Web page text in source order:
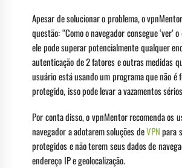
Apesar de solucionar o problema, o
questão: “Como o navegador consegue ‘ver’
ele pode superar potencialmente qualquer
autenticação de 2 fatores e outras medidas
usuário está usando um programa que não é
protegido, isso pode levar a vazamentos
Por conta disso, o vpnMentor recomenda os
navegador a adotarem soluções deVPNpara
protegidos e não terem seus dados de
endereço IP e geolocalização.